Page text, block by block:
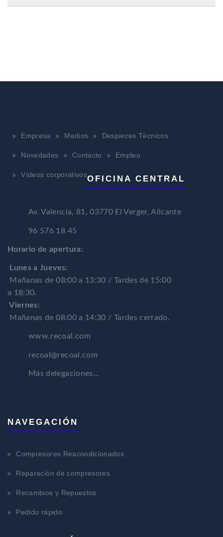
Empresa Medios Despieces Técnicos
Novedades Contacto Empleo
Vídeos corporativosOFICINA CENTRAL
Av. Valencia, 81, 03770 El Verger, Alicante
96 576 18 45
Horario de apertura:
Lunes a Jueves:
Mañanas de 08:00 a 13:30 / Tardes de 15:00
a 18:30.
Viernes:
Mañanas de 08:00 a 14:30 / Tardes cerrado.
www.recoal.com
recoal@recoal.com
Más delegaciones...
NAVEGACIÓN
Compresores Reacondicionados
Reparación de compresores
Recambios y Repuestos
Pedido rápido